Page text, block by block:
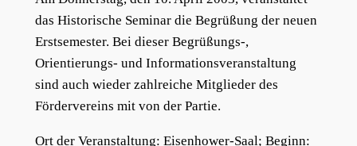
das Historische Seminar die Begrüßung der neuen
Erstsemester. Bei dieser Begrüßungs-,
Orientierungs- und Informationsveranstaltung
sind auch wieder zahlreiche Mitglieder des
Fördervereins mit von der Partie.
Ort der Veranstaltung: Eisenhower-Saal; Beginn: